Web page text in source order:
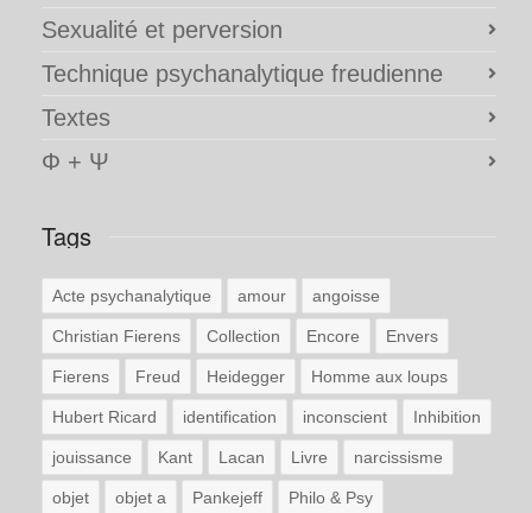
Sexualité et perversion
Technique psychanalytique freudienne
Textes
Φ + Ψ
Tags
Acte psychanalytique amour angoisse
Christian Fierens Collection Encore Envers
Fierens Freud Heidegger Homme aux loups
Hubert Ricard identification inconscient Inhibition
jouissance Kant Lacan Livre narcissisme
objet objet a Pankejeff Philo & Psy